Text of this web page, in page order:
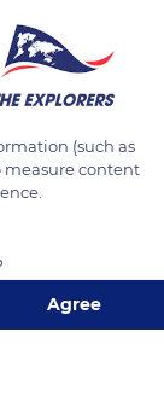
maisons
(such as
measure content
Agree